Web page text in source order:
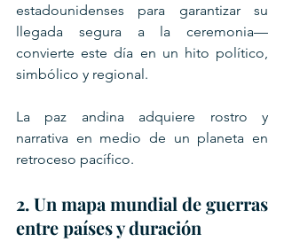
estadounidenses para garantizar su
llegada segura a la ceremonia—
convierte este día en un hito político,
simbólico y regional.
La paz andina adquiere rostro y
narrativa en medio de un planeta en
retroceso pacífico.
2. Un mapa mundial de guerras
entre países y duración